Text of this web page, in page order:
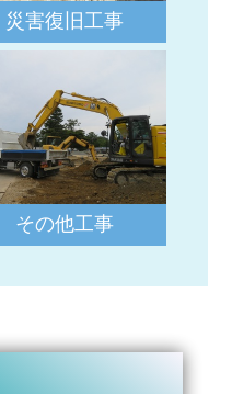
災害復旧工事
その他工事